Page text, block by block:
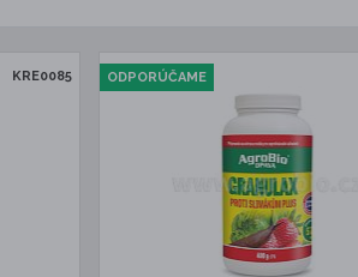
KRE0085 ODPORÚČAME